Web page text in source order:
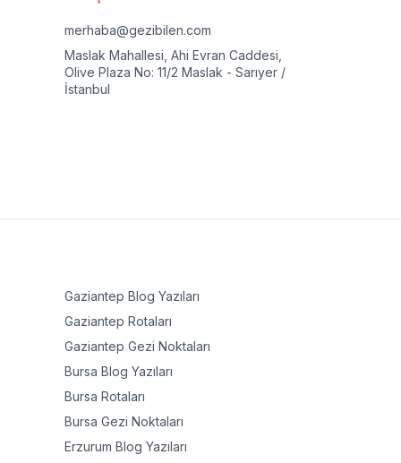
merhaba@gezibilen.com
Maslak Mahallesi, Ahi Evran Caddesi,
Olive Plaza No: 11/2 Maslak - Sarıyer /
İstanbul
Gaziantep Blog Yazıları
Gaziantep Rotaları
Gaziantep Gezi Noktaları
Bursa Blog Yazıları
Bursa Rotaları
Bursa Gezi Noktaları
Erzurum Blog Yazıları